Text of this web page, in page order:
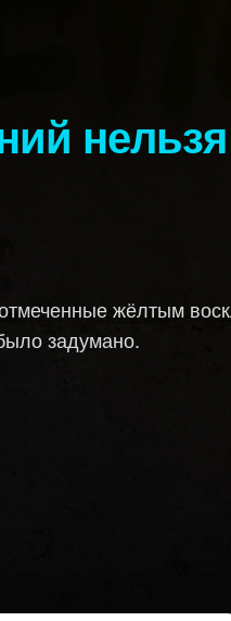
жёлтым
задумано.